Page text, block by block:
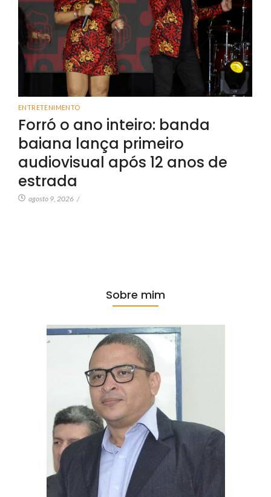
ENTRETENIMENTO
Forró o ano inteiro: banda
baiana lança primeiro
audiovisual após 12 anos de
estrada
agosto 9, 2026 /
Sobre mim